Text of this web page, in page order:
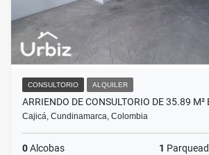
CONSULTORIO ALQUILER
ARRIENDO DE CONSULTORIO DE 35.89 M²
Cajicá, Cundinamarca, Colombia
0Alcobas 1